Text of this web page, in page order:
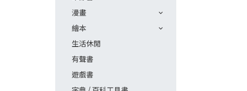
漫畫
繪本
生活休閒
有聲書
遊戲書